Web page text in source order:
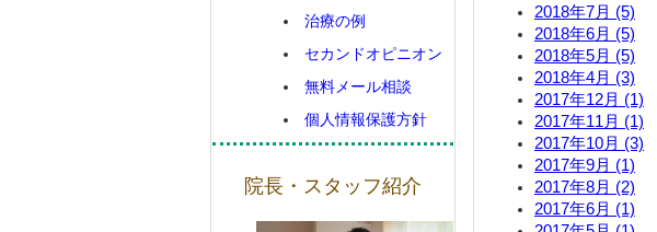
2018年7月 (5)
2018年6月 (5)
2018年5月 (5)
2018年4月 (3)
2017年12月 (1)
2017年11月 (1)
2017年10月 (3)
2017年9月 (1)
2017年8月 (2)
2017年6月 (1)
治療の例
セカンドオピニオン
無料メール相談
個人情報保護方針
院長・スタッフ紹介